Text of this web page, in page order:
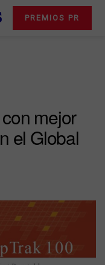
PREMIOS PR
mejor
el Global